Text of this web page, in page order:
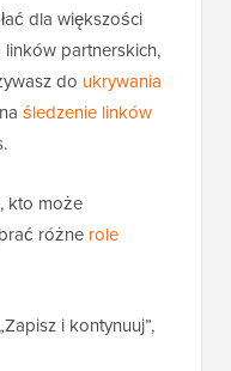
dla większości
partnerskich,
do ukrywania
śledzenie linków
kto może
różne role
i kontynuuj”,